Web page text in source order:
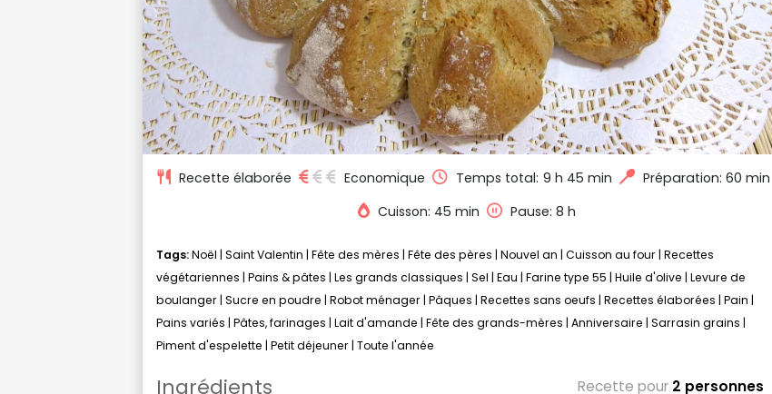
Recette élaborée Economique Temps total: 9 h 45 min
Préparation: 60 min
Cuisson: 45 min
Pause: 8 h
Tags:Noël | Saint Valentin | Fête des mères | Fête des pères | Nouvel an | Cuisson au four | Recettes
végétariennes | Pains & pâtes | Les grands classiques | Sel | Eau | Farine type 55 | Huile d'olive | Levure de
boulanger | Sucre en poudre | Robot ménager | Pâques | Recettes sans oeufs | Recettes élaborées | Pain |
Pains variés | Pâtes, farinages | Lait d'amande | Fête des grands-mères | Anniversaire | Sarrasin grains |
Piment d'espelette | Petit déjeuner | Toute l'année
Ingrédients Recette pour 2 personnes